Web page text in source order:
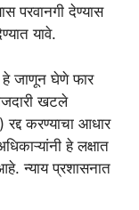
परवानगी देण्यास
यावे.
हे जाणून घेणे फार
खटले
करण्याचा आधार
हे लक्षात
न्याय प्रशासनात